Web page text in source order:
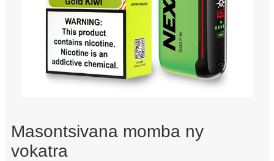
Masontsivana momba ny
vokatra